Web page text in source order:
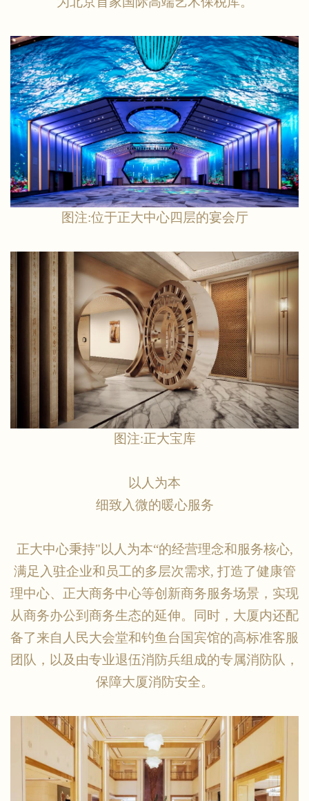
图注:位于正大中心四层的宴会厅
图注:正大宝库
以人为本
细致入微的暖心服务
正大中心秉持"以人为本“的经营理念和服务核心,
满足入驻企业和员工的多层次需求, 打造了健康管
理中心、正大商务中心等创新商务服务场景，实现
从商务办公到商务生态的延伸。同时，大厦内还配
备了来自人民大会堂和钓鱼台国宾馆的高标准客服
团队，以及由专业退伍消防兵组成的专属消防队，
保障大厦消防安全。